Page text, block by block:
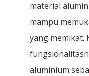
material
mampu
yang memikat.
aluminium